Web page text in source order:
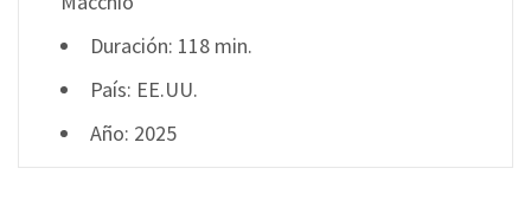
Duración: 118 min.
País: EE.UU.
Año: 2025